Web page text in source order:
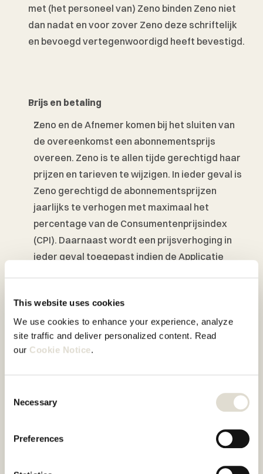
This website uses cookies
We use cookies to enhance your experience, analyze
site traffic and deliver personalized content. Read
our Cookie Notice.
Selection
Necessary
Preferences
met (het personeel van) Zeno binden Zeno niet
dan nadat en voor zover Zeno deze schriftelijk
en bevoegd vertegenwoordigd heeft bevestigd.
Prijs en betaling
Zeno en de Afnemer komen bij het sluiten van
de overeenkomst een abonnementsprijs
overeen. Zeno is te allen tijde gerechtigd haar
prijzen en tarieven te wijzigen. In ieder geval is
Zeno gerechtigd de abonnementsprijzen
jaarlijks te verhogen met maximaal het
percentage van de Consumentenprijsindex
(CPI). Daarnaast wordt een prijsverhoging in
ieder geval toegepast indien de Applicatie
Initiële onboarding en training wordt kosteloos
verstrekt aan de Afnemer voor de
Gebruiker(s). Voor verdere ondersteuning is
Zeno gerechtigd kosten in rekening te
brengen.
e-mail beschikbaar te stellen aan de Afnemer.
en exclusief btw en overige heffingen en
anders overeengekomen. Alle prijzen zijn